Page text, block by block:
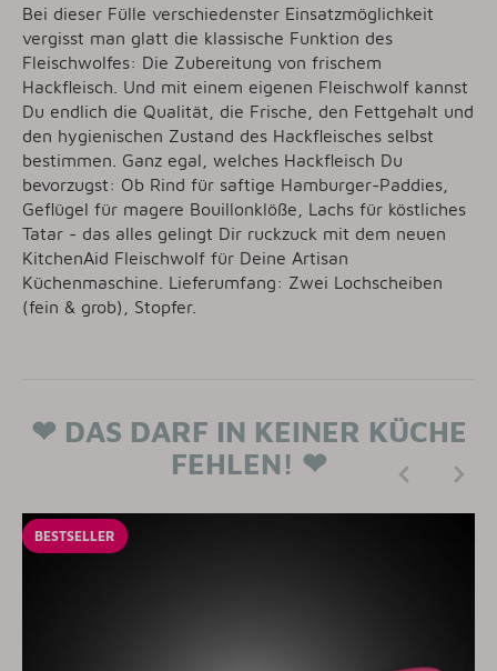
Bei dieser Fülle verschiedenster Einsatzmöglichkeit
vergisst man glatt die klassische Funktion des
Fleischwolfes: Die Zubereitung von frischem
Hackfleisch. Und mit einem eigenen Fleischwolf kannst
Du endlich die Qualität, die Frische, den Fettgehalt und
den hygienischen Zustand des Hackfleisches selbst
bestimmen. Ganz egal, welches Hackfleisch Du
bevorzugst: Ob Rind für saftige Hamburger-Paddies,
Geflügel für magere Bouillonklöße, Lachs für köstliches
Tatar - das alles gelingt Dir ruckzuck mit dem neuen
KitchenAid Fleischwolf für Deine Artisan
Küchenmaschine. Lieferumfang: Zwei Lochscheiben
(fein & grob), Stopfer.
❤ DAS DARF IN KEINER KÜCHE
FEHLEN! ❤
BESTSELLER